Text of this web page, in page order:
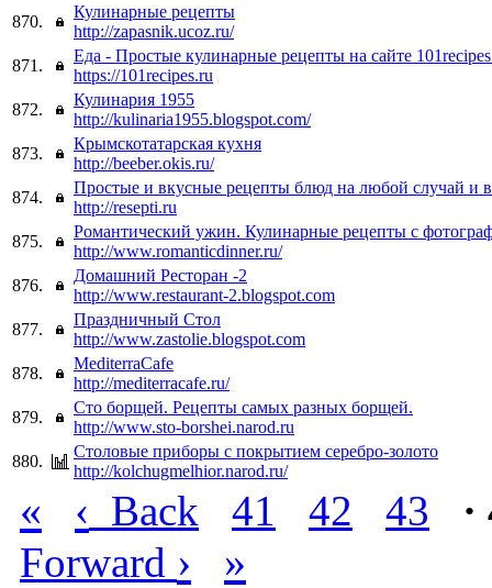
870.
Кулинарные рецепты
http://zapasnik.ucoz.ru/
871.
Еда - Простые кулинарные рецепты на сайте
https://101recipes.ru
872.
Кулинария 1955
http://kulinaria1955.blogspot.com/
873.
Крымскотатарская кухня
http://beeber.okis.ru/
874.
Простые и вкусные рецепты блюд на любой случай и
http://resepti.ru
875.
Романтический ужин. Кулинарные рецепты с
http://www.romanticdinner.ru/
876.
Домашний Ресторан -2
http://www.restaurant-2.blogspot.com
877.
Праздничный Стол
http://www.zastolie.blogspot.com
878.
MediterraCafe
http://mediterracafe.ru/
879.
Сто борщей. Рецепты самых разных борщей.
http://www.sto-borshei.narod.ru
880.
Столовые приборы с покрытием серебро-золото
http://kolchugmelhior.narod.ru/
« ‹ Back 41 42 43
Forward › »